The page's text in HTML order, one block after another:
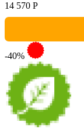
14 570 Р
-40%